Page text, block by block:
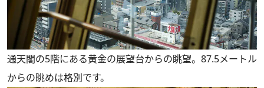
通天閣の5階にある黄金の展望台からの眺望。87.5メートル
からの眺めは格別です。